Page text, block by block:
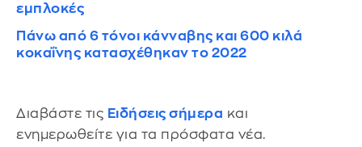
εμπλοκές
Πάνω από 6 τόνοι κάνναβης και 600 κιλά
κοκαΐνης κατασχέθηκαν το 2022
Διαβάστε τις Ειδήσεις σήμερα και
ενημερωθείτε για τα πρόσφατα νέα.